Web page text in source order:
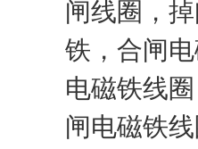
闸线圈，
铁，合闸
电磁铁线
闸电磁铁